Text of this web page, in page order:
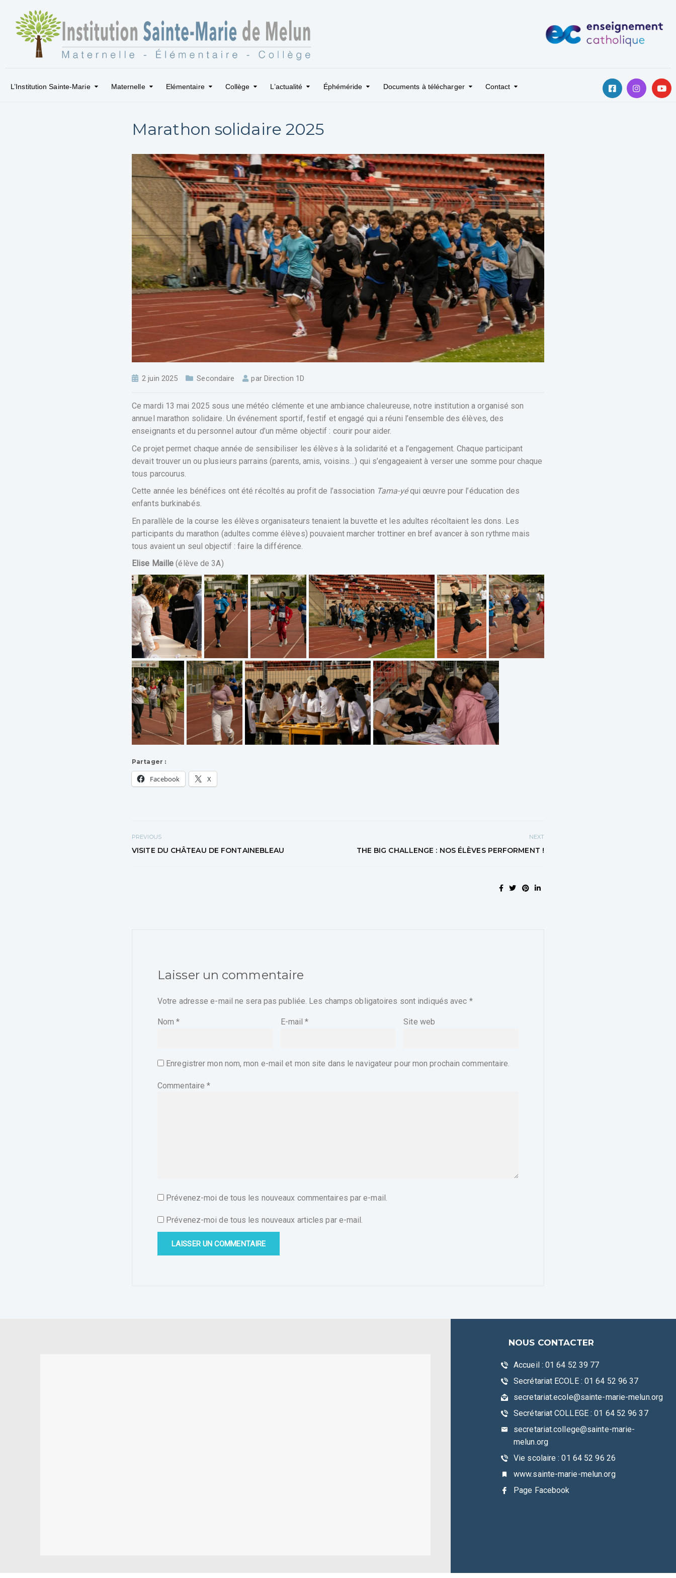
L’Institution Sainte-Marie Maternelle Elémentaire Collège L’actualité Éphéméride Documents à télécharger Contact
Marathon solidaire 2025
2 juin 2025 Secondaire par Direction 1D
Ce mardi 13 mai 2025 sous une météo clémente et une ambiance chaleureuse, notre institution a organisé son
annuel marathon solidaire. Un événement sportif, festif et engagé qui a réuni l’ensemble des élèves, des
enseignants et du personnel autour d’un même objectif : courir pour aider.
Ce projet permet chaque année de sensibiliser les élèves à la solidarité et a l’engagement. Chaque participant
devait trouver un ou plusieurs parrains (parents, amis, voisins…) qui s’engageaient à verser une somme pour chaque
tous parcourus.
Cette année les bénéfices ont été récoltés au profit de l’association Tama-yéqui œuvre pour l’éducation des
enfants burkinabés.
En parallèle de la course les élèves organisateurs tenaient la buvette et les adultes récoltaient les dons. Les
participants du marathon (adultes comme élèves) pouvaient marcher trottiner en bref avancer à son rythme mais
tous avaient un seul objectif : faire la différence.
Elise Maille (élève de 3A)
Partager :
Facebook X
PREVIOUS
VISITE DU CHÂTEAU DE FONTAINEBLEAU
NEXT
THE BIG CHALLENGE : NOS ÉLÈVES PERFORMENT !
Laisser un commentaire
Votre adresse e-mail ne sera pas publiée. Les champs obligatoires sont indiqués avec *
Nom* E-mail* Site web
Enregistrer mon nom, mon e-mail et mon site dans le navigateur pour mon prochain commentaire.
Commentaire*
Prévenez-moi de tous les nouveaux commentaires par e-mail.
Prévenez-moi de tous les nouveaux articles par e-mail.
NOUS CONTACTER
Accueil : 01 64 52 39 77
Secrétariat ECOLE : 01 64 52 96 37
secretariat.ecole@sainte-marie-melun.org
Secrétariat COLLEGE : 01 64 52 96 37
secretariat.college@sainte-marie-
melun.org
Vie scolaire : 01 64 52 96 26
www.sainte-marie-melun.org
Page Facebook